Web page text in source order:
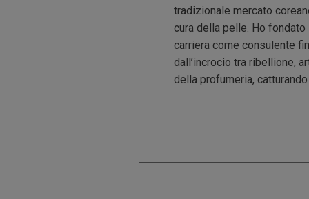
tradizionale mercato
cura della pelle. Ho
carriera come consulente
dall’incrocio tra ribellione,
della profumeria,